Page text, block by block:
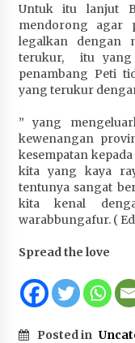
Untuk itu lanjut
mendorong agar
legalkan dengan
terukur, itu yang
penambang Peti
yang terukur
” yang
kewenangan
kesempatan
kita yang kaya
tentunya sangat
kita kenal
warabbungafur. (
Spread the love
Posted in